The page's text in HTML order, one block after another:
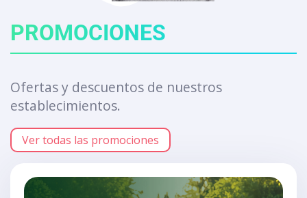
PROMOCIONES
Ofertas y descuentos de nuestros
establecimientos.
Ver todas las promociones